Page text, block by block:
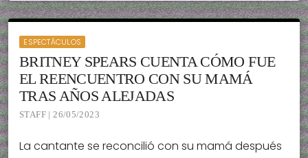
ESPECTÁCULOS
BRITNEY SPEARS CUENTA CÓMO FUE
EL REENCUENTRO CON SU MAMÁ
TRAS AÑOS ALEJADAS
STAFF | 26/05/2023
La cantante se reconcilió con su mamá después